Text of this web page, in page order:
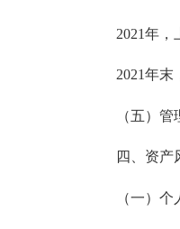
2021年，上
2021年末，
（五）管理
四、资产
（一）个人